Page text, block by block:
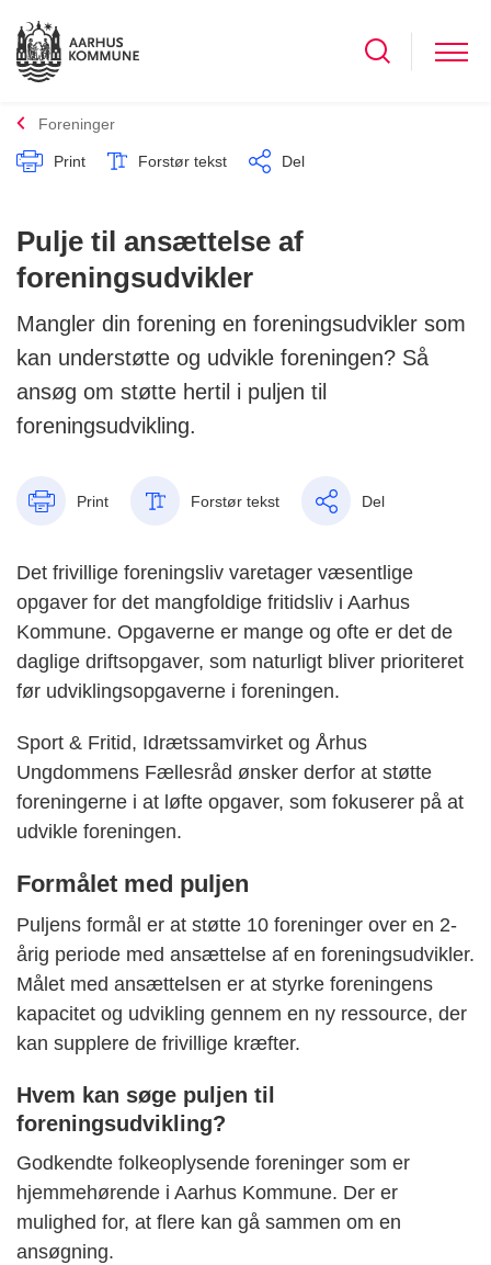
Foreninger
Print Forstør tekst Del
Pulje til ansættelse af
foreningsudvikler
Mangler din forening en foreningsudvikler som
kan understøtte og udvikle foreningen? Så
ansøg om støtte hertil i puljen til
foreningsudvikling.
Print Forstør tekst Del
Det frivillige foreningsliv varetager væsentlige
opgaver for det mangfoldige fritidsliv i Aarhus
Kommune. Opgaverne er mange og ofte er det de
daglige driftsopgaver, som naturligt bliver prioriteret
før udviklingsopgaverne i foreningen.
Sport & Fritid, Idrætssamvirket og Århus
Ungdommens Fællesråd ønsker derfor at støtte
foreningerne i at løfte opgaver, som fokuserer på at
udvikle foreningen.
Formålet med puljen
Puljens formål er at støtte 10 foreninger over en 2-
årig periode med ansættelse af en foreningsudvikler.
Målet med ansættelsen er at styrke foreningens
kapacitet og udvikling gennem en ny ressource, der
kan supplere de frivillige kræfter.
Hvem kan søge puljen til
foreningsudvikling?
Godkendte folkeoplysende foreninger som er
hjemmehørende i Aarhus Kommune. Der er
mulighed for, at flere kan gå sammen om en
ansøgning.